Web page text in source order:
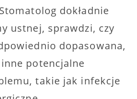
dokładnie
ustnej, sprawdzi, czy
dopasowana,
potencjalne
takie jak infekcje